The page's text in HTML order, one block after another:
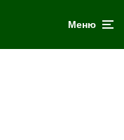
Меню